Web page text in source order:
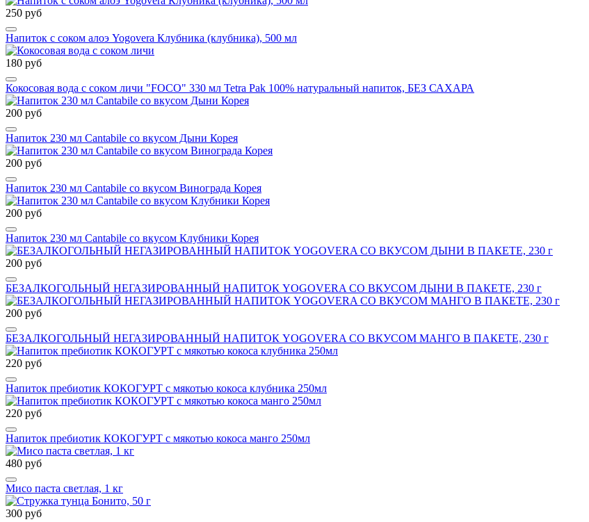
250 руб
Напиток с соком алоэ Yogovera Клубника (клубника), 500 мл
180 руб
Кокосовая вода с соком личи "FOCO" 330 мл Tetra Pak 100% натуральный напиток, БЕЗ САХАРА
200 руб
Напиток 230 мл Cantabile со вкусом Дыни Корея
200 руб
Напиток 230 мл Cantabile со вкусом Винограда Корея
200 руб
Напиток 230 мл Cantabile со вкусом Клубники Корея
200 руб
БЕЗАЛКОГОЛЬНЫЙ НЕГАЗИРОВАННЫЙ НАПИТОК YOGOVERA СО ВКУСОМ ДЫНИ В ПАКЕТЕ, 230 г
200 руб
БЕЗАЛКОГОЛЬНЫЙ НЕГАЗИРОВАННЫЙ НАПИТОК YOGOVERA СО ВКУСОМ МАНГО В ПАКЕТЕ, 230 г
220 руб
Напиток пребиотик КОКОГУРТ с мякотью кокоса клубника 250мл
220 руб
Напиток пребиотик КОКОГУРТ с мякотью кокоса манго 250мл
480 руб
Мисо паста светлая, 1 кг
300 руб